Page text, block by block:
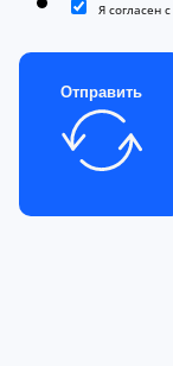
Я согласен с
Отправить